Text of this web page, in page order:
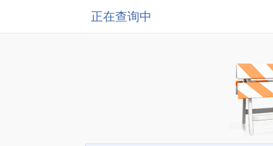
正在查询中